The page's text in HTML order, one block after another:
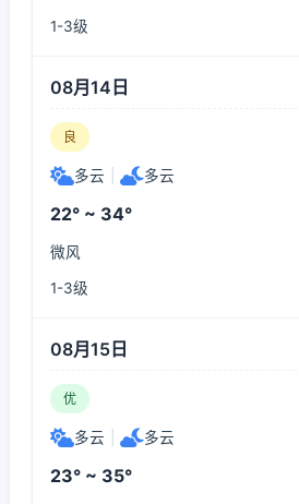
1-3级
08月14日
良
多云 多云
22° ~ 34°
微风
1-3级
08月15日
优
多云 多云
23° ~ 35°